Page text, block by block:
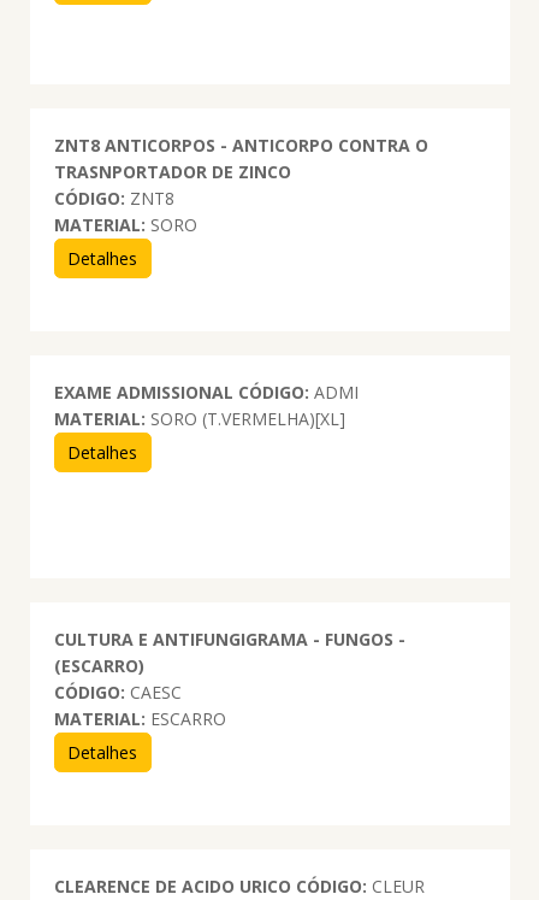
ZNT8 ANTICORPOS - ANTICORPO CONTRA O
TRASNPORTADOR DE ZINCO
CÓDIGO: ZNT8
MATERIAL: SORO
Detalhes
EXAME ADMISSIONAL CÓDIGO: ADMI
MATERIAL: SORO (T.VERMELHA)[XL]
Detalhes
CULTURA E ANTIFUNGIGRAMA - FUNGOS -
(ESCARRO)
CÓDIGO: CAESC
MATERIAL: ESCARRO
Detalhes
CLEARENCE DE ACIDO URICO CÓDIGO: CLEUR